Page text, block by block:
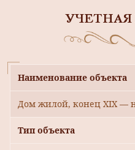
УЧЕТНАЯ
Наименование объекта
Дом жилой, конец XIX —
Тип объекта